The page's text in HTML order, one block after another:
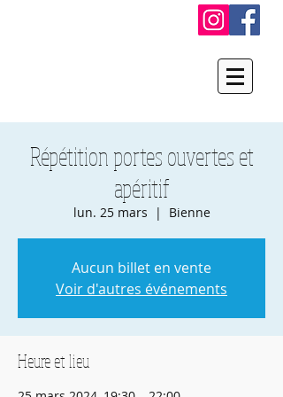
Répétition portes ouvertes et
apéritif
lun. 25 mars
  |
Bienne
Aucun billet en vente
Voir d'autres événements
Heure et lieu